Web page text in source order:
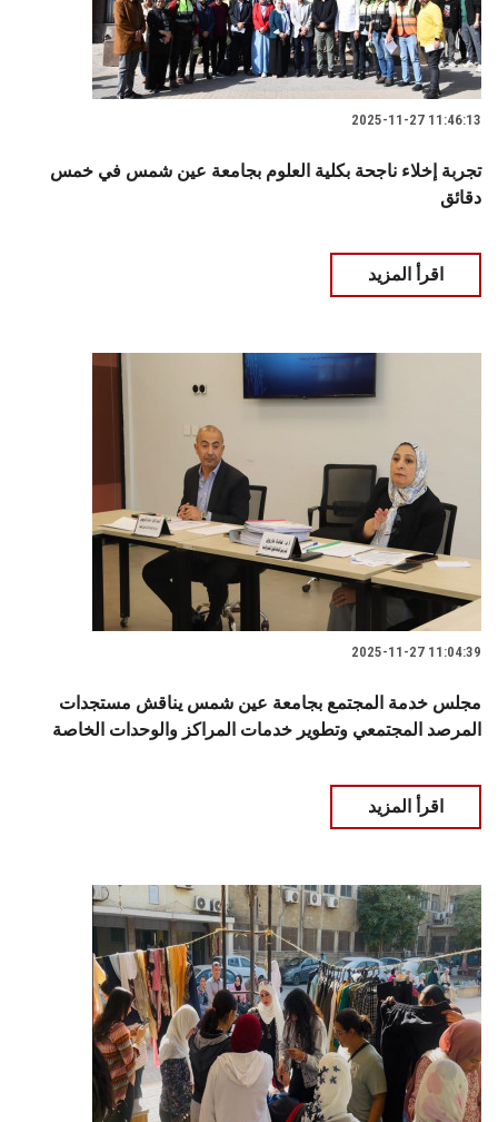
2025-11-27 11:46:13
تجربة إخلاء ناجحة بكلية العلوم بجامعة عين شمس في خمس
دقائق
اقرأ المزيد
2025-11-27 11:04:39
مجلس خدمة المجتمع بجامعة عين شمس يناقش مستجدات
المرصد المجتمعي وتطوير خدمات المراكز والوحدات الخاصة
اقرأ المزيد